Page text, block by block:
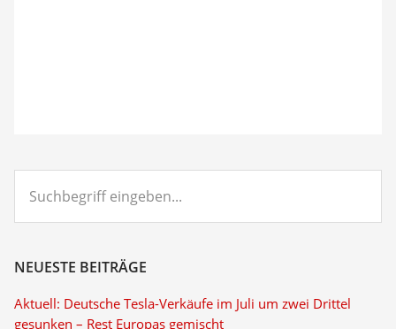
eingeben...
NEUESTE BEITRÄGE
Aktuell: Deutsche Tesla-Verkäufe im Juli um zwei Drittel
gesunken – Rest Europas gemischt